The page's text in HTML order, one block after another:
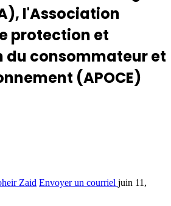
l'Association
protection et
du consommateur et
(APOCE)
Zaid Envoyer un courriel juin 11,